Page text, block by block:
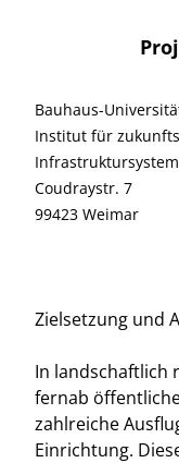
Bauhaus-
Institut für
Coudraystr. 7
99423 Weimar
Zielsetzung und
In landschaftlich
fernab
zahlreiche
Einrichtung.